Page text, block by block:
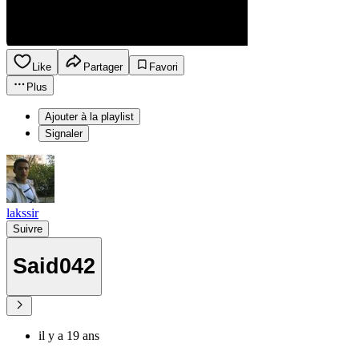
Like Partager
Favori
Plus
Ajouter à la playlist
Signaler
lakssir
Suivre
Said042
il y a 19 ans